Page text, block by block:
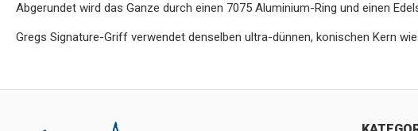
Abgerundet wird das Ganze durch einen 7075 Aluminium-Ring und einen
Gregs Signature-Griff verwendet denselben ultra-dünnen, konischen Kern